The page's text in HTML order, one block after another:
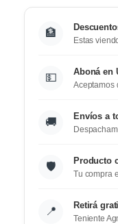
🏦
Estas
💵 Aboná en
Aceptamos
🚚 Envíos a
🛡️ Producto
Tu compra
📍 Retirá
Teniente